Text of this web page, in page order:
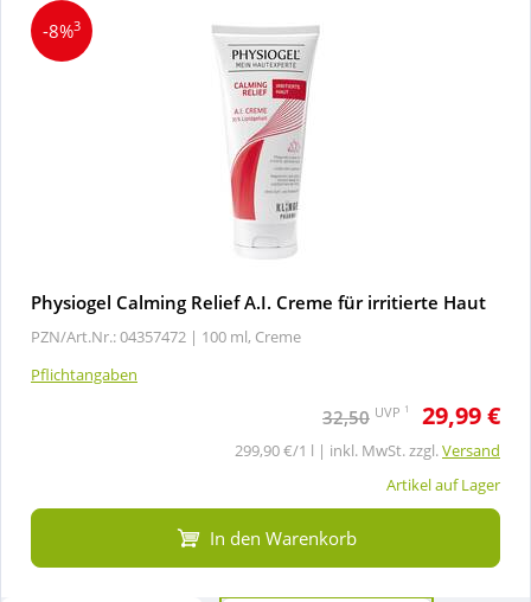
-8%3
Physiogel Calming Relief A.I. Creme für irritierte Haut
PZN/Art.Nr.: 04357472 | 100 ml, Creme
Pflichtangaben
32,50 UVP 1 29,99 €
299,90 €/1 l | inkl. MwSt. zzgl.Versand
Artikel auf Lager
In den Warenkorb